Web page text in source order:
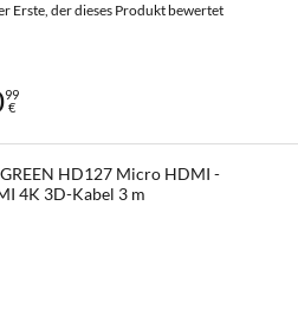
Erste, der dieses Produkt bewertet
99
€